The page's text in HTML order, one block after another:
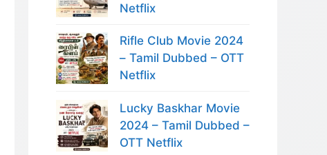
Netflix
Rifle Club Movie 2024
– Tamil Dubbed – OTT
Netflix
Lucky Baskhar Movie
2024 – Tamil Dubbed –
OTT Netflix